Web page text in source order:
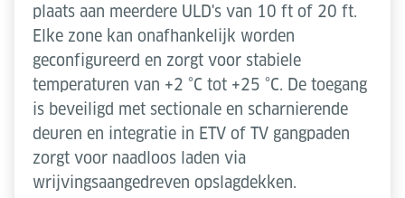
plaats aan meerdere ULD's van 10 ft of 20 ft.
Elke zone kan onafhankelijk worden
geconfigureerd en zorgt voor stabiele
temperaturen van +2 °C tot +25 °C. De toegang
is beveiligd met sectionale en scharnierende
deuren en integratie in ETV of TV gangpaden
zorgt voor naadloos laden via
wrijvingsaangedreven opslagdekken.